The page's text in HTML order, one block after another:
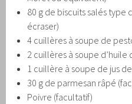
80 g de biscuits salés type
écraser)
4 cuillères à soupe de
2 cuillères à soupe d’huile
1 cuillère à soupe de jus
30 g de parmesan râpé
Poivre (facultatif)